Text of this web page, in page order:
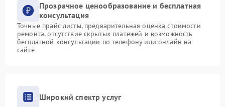
Прозрачное ценообразование и бесплатная
консультация
Точные прайс-листы, предварительная оценка стоимости
ремонта, отсутствие скрытых платежей и возможность
бесплатной консультации по телефону или онлайн на
сайте
Широкий спектр услуг